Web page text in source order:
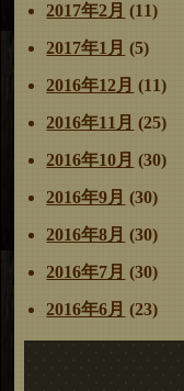
2017年2月 (11)
2017年1月 (5)
2016年12月 (11)
2016年11月 (25)
2016年10月 (30)
2016年9月 (30)
2016年8月 (30)
2016年7月 (30)
2016年6月 (23)